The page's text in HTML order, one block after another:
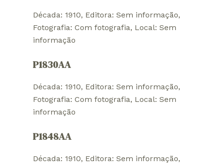
Década: 1910, Editora: Sem informação
Fotografia: Com fotografia, Local: Sem
informação
P1830AA
Década: 1910, Editora: Sem informação
Fotografia: Com fotografia, Local: Sem
informação
P1848AA
Década: 1910, Editora: Sem informação